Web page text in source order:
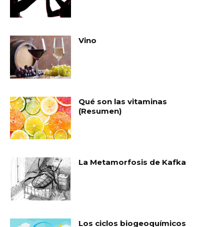
Vino
Qué son las vitaminas
(Resumen)
La Metamorfosis de Kafka
Los ciclos biogeoquímicos